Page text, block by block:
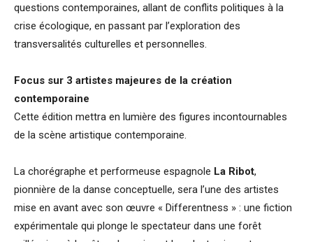
questions contemporaines, allant de conflits politiques à la
crise écologique, en passant par l’exploration des
transversalités culturelles et personnelles.
Focus sur 3 artistes majeures de la création
contemporaine
Cette édition mettra en lumière des figures incontournables
de la scène artistique contemporaine.
La chorégraphe et performeuse espagnole La Ribot,
pionnière de la danse conceptuelle, sera l’une des artistes
mise en avant avec son œuvre « Differentness » : une fiction
expérimentale qui plonge le spectateur dans une forêt